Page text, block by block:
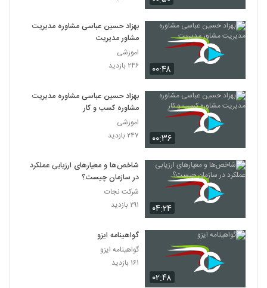
۰۰:۴۸
بهزاد حسین عباسی مشاوره مدیریت
مشاور مدیریت
اموزشی
۲۴۶ بازدید
۰۰:۳۶
بهزاد حسین عباسی مشاوره مدیریت
مشاوره کسب و کار
اموزشی
۲۴۷ بازدید
۰۴:۲۴
شاخص‌ها و معیارهای ارزیابی عملکرد
در سازمان چیست؟
شرکت نجات
۲۹۱ بازدید
۰۲:۴۸
گواهینامه ایزو
گواهینامه ایزو
۱۶۱ بازدید